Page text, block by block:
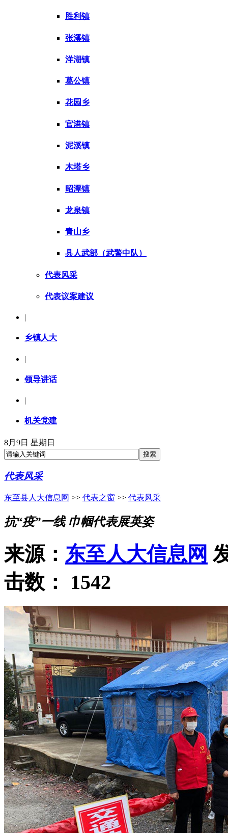
胜利镇
张溪镇
洋湖镇
葛公镇
花园乡
官港镇
泥溪镇
木塔乡
昭潭镇
龙泉镇
青山乡
县人武部（武警中队）
代表风采
代表议案建议
|
乡镇人大
|
领导讲话
|
机关党建
8月9日 星期日
代表风采
东至县人大信息网 >> 代表之窗 >> 代表风采
抗“疫”一线 巾帼代表展英姿
来源： 东至人大信息网
击数： 1542